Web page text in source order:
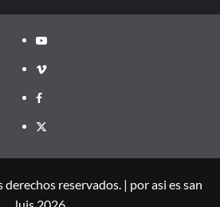
reservados. | por asi es san
luis 2026.